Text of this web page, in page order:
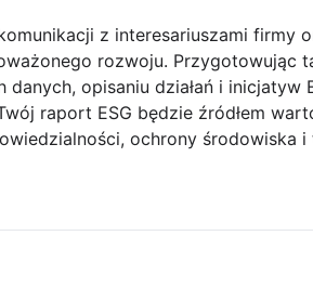
z interesariuszami firmy
rozwoju. Przygotowując
opisaniu działań i inicjatyw
raport ESG będzie źródłem
ochrony środowiska